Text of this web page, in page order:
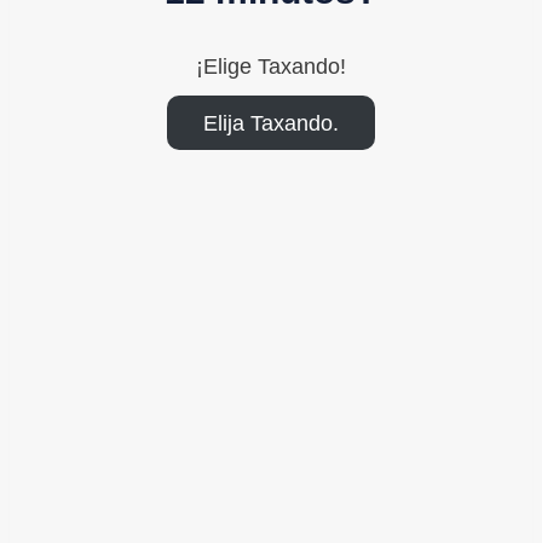
¡Elige Taxando!
Elija Taxando.